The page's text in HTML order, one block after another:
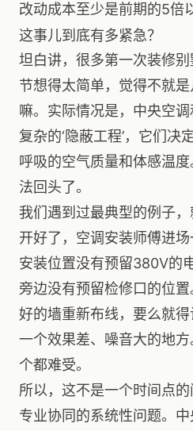
改动成本至少是前期的5倍
这事儿到底有多紧急？
坦白讲，很多第一次装修
节想得太简单，觉得不就
嘛。实际情况是，中央空
复杂的‘隐蔽工程’，它们决
呼吸的空气质量和体感温
法回头了。
我们遇到过最典型的例子
开好了，空调安装师傅进
安装位置没有预留380V的
旁边没有预留检修口的位
好的墙重新布线，要么就得
一个效果差、噪音大的地
个都难受。
所以，这不是一个时间点
专业协同的系统性问题。